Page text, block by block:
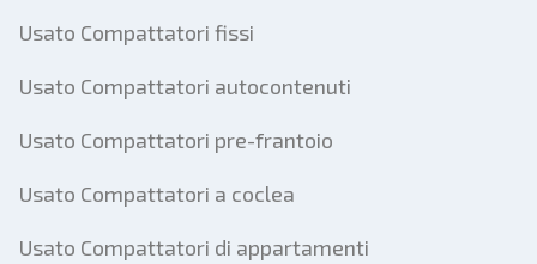
Usato Compattatori fissi
Usato Compattatori autocontenuti
Usato Compattatori pre-frantoio
Usato Compattatori a coclea
Usato Compattatori di appartamenti